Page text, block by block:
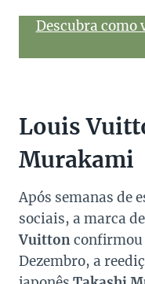
Descubra como
Louis
Murakami
Após semanas de
sociais, a marca
Vuittonconfirmou
Dezembro, a